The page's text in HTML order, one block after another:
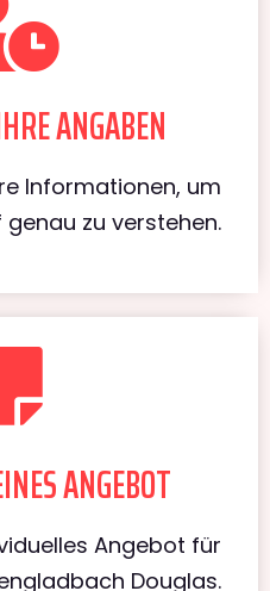
ANGABEN
Informationen, um
zu verstehen.
ANGEBOT
Angebot für
Douglas.